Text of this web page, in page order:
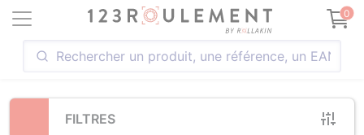
0
FILTRES
Loading...